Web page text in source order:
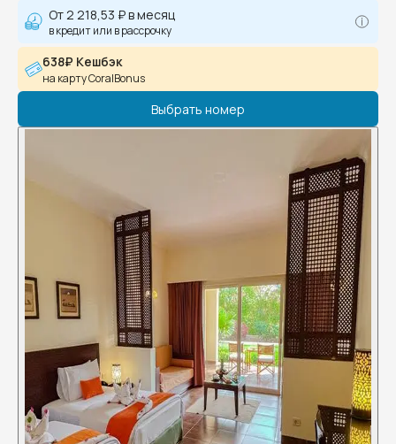
От2 218,53 ₽в месяц
в кредит или в рассрочку
638₽ Кешбэк
на карту CoralBonus
Выбрать номер